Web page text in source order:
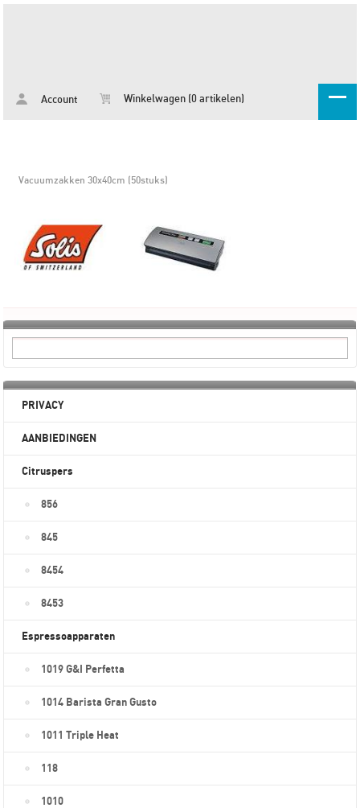
Account Winkelwagen (0 artikelen)
Vacuumzakken 30x40cm (50stuks)
PRIVACY
AANBIEDINGEN
Citruspers
856
845
8454
8453
Espressoapparaten
1019 G&I Perfetta
1014 Barista Gran Gusto
1011 Triple Heat
118
1010